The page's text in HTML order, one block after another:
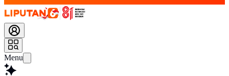
Menu